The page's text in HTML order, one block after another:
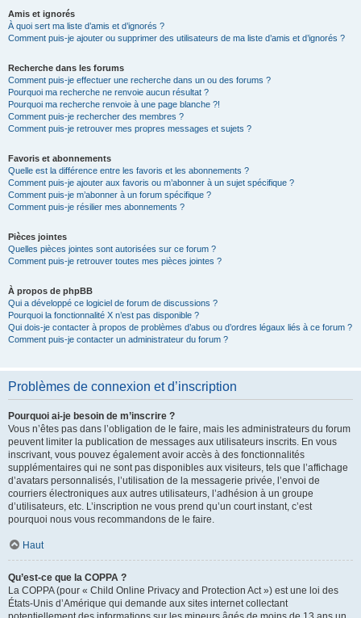
Amis et ignorés
À quoi sert ma liste d’amis et d’ignorés ?
Comment puis-je ajouter ou supprimer des utilisateurs de ma liste d’amis et d’ignorés ?
Recherche dans les forums
Comment puis-je effectuer une recherche dans un ou des forums ?
Pourquoi ma recherche ne renvoie aucun résultat ?
Pourquoi ma recherche renvoie à une page blanche ?!
Comment puis-je rechercher des membres ?
Comment puis-je retrouver mes propres messages et sujets ?
Favoris et abonnements
Quelle est la différence entre les favoris et les abonnements ?
Comment puis-je ajouter aux favoris ou m’abonner à un sujet spécifique ?
Comment puis-je m’abonner à un forum spécifique ?
Comment puis-je résilier mes abonnements ?
Pièces jointes
Quelles pièces jointes sont autorisées sur ce forum ?
Comment puis-je retrouver toutes mes pièces jointes ?
À propos de phpBB
Qui a développé ce logiciel de forum de discussions ?
Pourquoi la fonctionnalité X n’est pas disponible ?
Qui dois-je contacter à propos de problèmes d’abus ou d’ordres légaux liés à ce forum ?
Comment puis-je contacter un administrateur du forum ?
Problèmes de connexion et d’inscription
Pourquoi ai-je besoin de m’inscrire ?
Vous n’êtes pas dans l’obligation de le faire, mais les administrateurs du forum
peuvent limiter la publication de messages aux utilisateurs inscrits. En vous
inscrivant, vous pouvez également avoir accès à des fonctionnalités
supplémentaires qui ne sont pas disponibles aux visiteurs, tels que l’affichage
d’avatars personnalisés, l’utilisation de la messagerie privée, l’envoi de
courriers électroniques aux autres utilisateurs, l’adhésion à un groupe
d’utilisateurs, etc. L’inscription ne vous prend qu’un court instant, c’est
pourquoi nous vous recommandons de le faire.
Haut
Qu’est-ce que la COPPA ?
La COPPA (pour « Child Online Privacy and Protection Act ») est une loi des
États-Unis d’Amérique qui demande aux sites internet collectant